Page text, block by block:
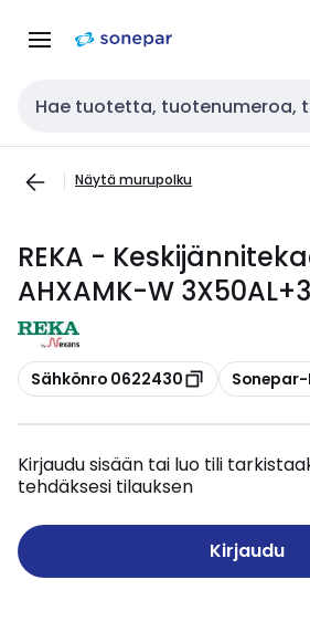
navigointiinsisältöön
Haku
Näytä murupolku
REKA -
AHXAMK-W
Kopioi
Sähkönro 0622430 Kopioi
Sonepar-
Kirjaudu sisään tai luo tili
tehdäksesi tilauksen
Kirjaudu